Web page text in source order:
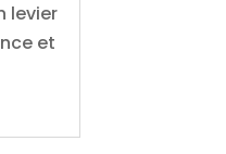
levier
et